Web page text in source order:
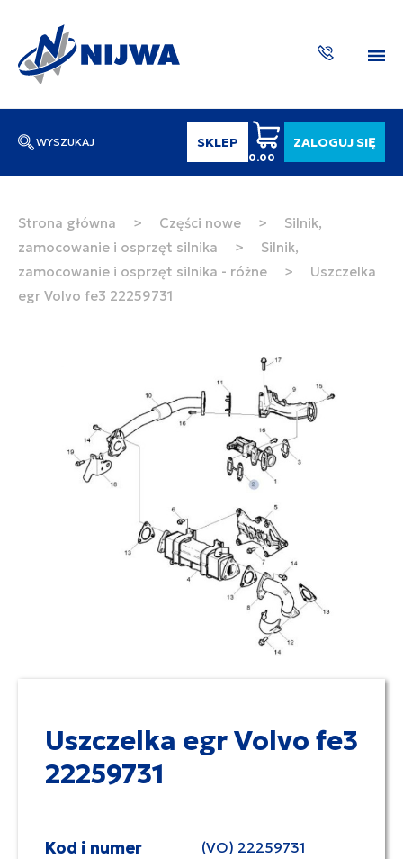
WYSZUKAJ SKLEP
0.00
ZALOGUJ SIĘ
Wpisz numer katalogowy lub nazwę
SZUKAJ
Strona główna > Części nowe >
Silnik,
zamocowanie i osprzęt silnika
>
Silnik,
zamocowanie i osprzęt silnika - różne
>
Uszczelka
egr Volvo fe3 22259731
Uszczelka egr Volvo fe3
22259731
Kod i numer
(VO) 22259731